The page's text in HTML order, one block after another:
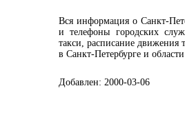
Вся информация о Санкт-
и телефоны городских
такси, расписание движения
в Санкт-Петербурге и
Добавлен: 2000-03-06